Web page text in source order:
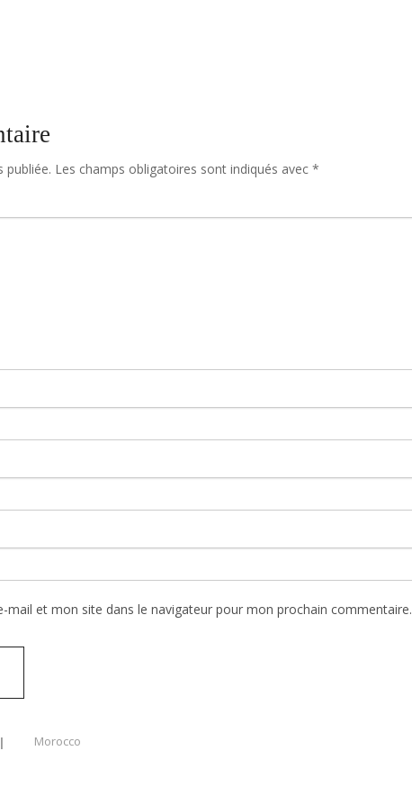
publiée. Les champs obligatoires sont indiqués avec *
mail et mon site dans le navigateur pour mon prochain commentaire.
Morocco